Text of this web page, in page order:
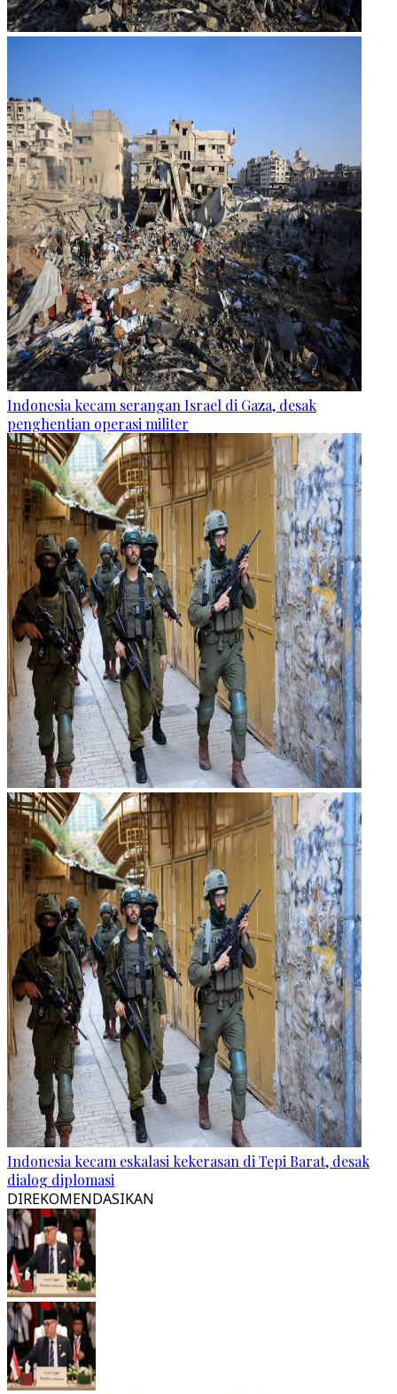
Indonesia kecam serangan Israel di Gaza, desak
penghentian operasi militer
Indonesia kecam eskalasi kekerasan di Tepi Barat, desak
dialog diplomasi
DIREKOMENDASIKAN